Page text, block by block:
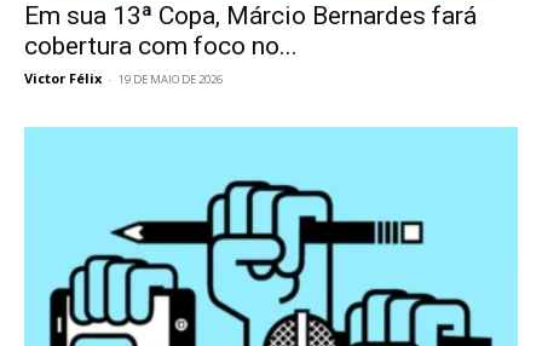
Em sua 13ª Copa, Márcio Bernardes fará
cobertura com foco no...
Victor Félix - 19 DE MAIO DE 2026